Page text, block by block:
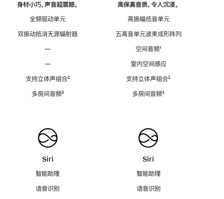
身材小巧，声音超震撼。
全频驱动单元
双振动抵消无源辐射器
—
—
支持立体声组合脚
²
多房间音频脚
³
Siri
智能助理
语音识别
高保真音质，令人沉浸。
高振幅低音单元
五高音单元波束成形阵列
空间音频脚
¹
室内空间感应
支持立体声组合脚
²
多房间音频脚
³
Siri
智能助理
语音识别